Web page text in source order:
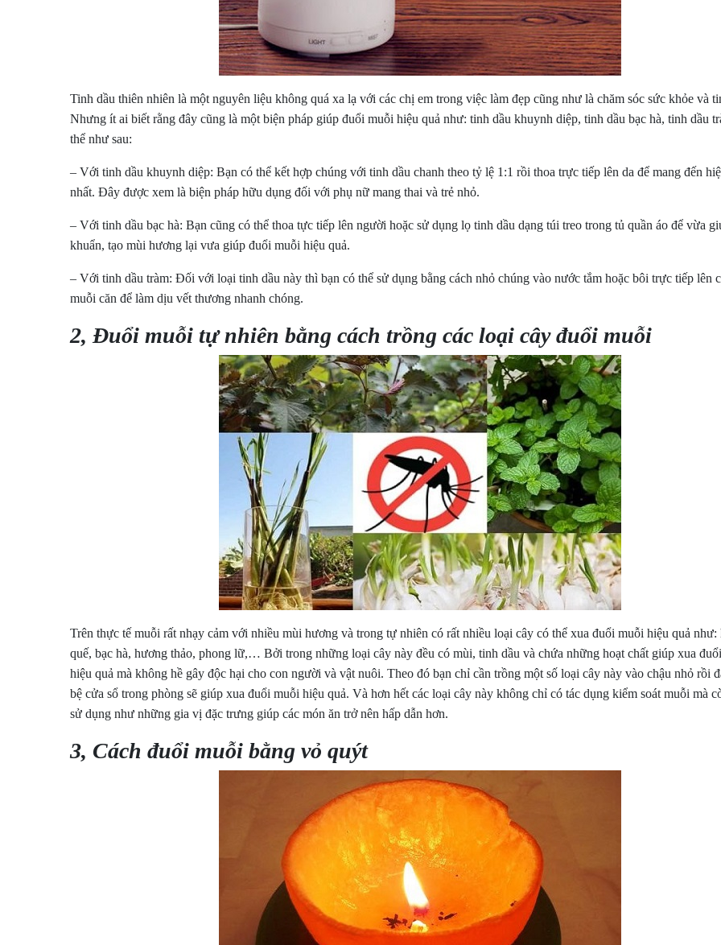
Tinh dầu thiên nhiên là một nguyên liệu không quá xa lạ với các chị em trong việc làm đẹp cũng như là chăm sóc sức khỏe và
Nhưng ít ai biết rằng đây cũng là một biện pháp giúp đuổi muỗi hiệu quả như: tinh dầu khuynh diệp, tinh dầu bạc hà, tinh dầu
thể như sau:
– Với tinh dầu khuynh diệp: Bạn có thể kết hợp chúng với tinh dầu chanh theo tỷ lệ 1:1 rồi thoa trực tiếp lên da để mang đến
nhất. Đây được xem là biện pháp hữu dụng đối với phụ nữ mang thai và trẻ nhỏ.
– Với tinh dầu bạc hà: Bạn cũng có thể thoa tực tiếp lên người hoặc sử dụng lọ tinh dầu dạng túi treo trong tủ quần áo để vừa
khuẩn, tạo mùi hương lại vưa giúp đuổi muỗi hiệu quả.
– Với tinh dầu tràm: Đối với loại tinh dầu này thì bạn có thể sử dụng bằng cách nhỏ chúng vào nước tắm hoặc bôi trực tiếp lên
muỗi căn để làm dịu vết thương nhanh chóng.
2, Đuổi muỗi tự nhiên bằng cách trồng các loại cây đuổi muỗi
Trên thực tế muỗi rất nhạy cảm với nhiều mùi hương và trong tự nhiên có rất nhiều loại cây có thể xua đuổi muỗi hiệu quả như:
quế, bạc hà, hương thảo, phong lữ,… Bởi trong những loại cây này đều có mùi, tinh dầu và chứa những hoạt chất giúp xua
hiệu quả mà không hề gây độc hại cho con người và vật nuôi. Theo đó bạn chỉ cần trồng một số loại cây này vào chậu nhỏ rồi
bệ cửa sổ trong phòng sẽ giúp xua đuổi muỗi hiệu quả. Và hơn hết các loại cây này không chỉ có tác dụng kiểm soát muỗi mà
sử dụng như những gia vị đặc trưng giúp các món ăn trở nên hấp dẫn hơn.
3, Cách đuổi muỗi bằng vỏ quýt